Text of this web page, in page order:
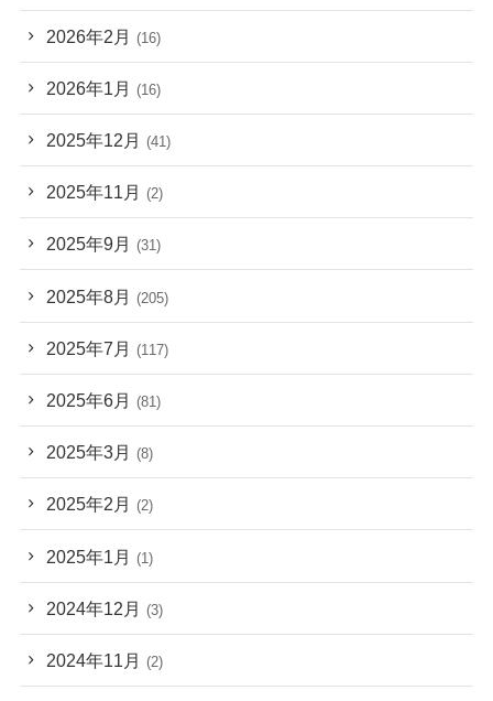
2026年2月 (16)
2026年1月 (16)
2025年12月 (41)
2025年11月 (2)
2025年9月 (31)
2025年8月 (205)
2025年7月 (117)
2025年6月 (81)
2025年3月 (8)
2025年2月 (2)
2025年1月 (1)
2024年12月 (3)
2024年11月 (2)